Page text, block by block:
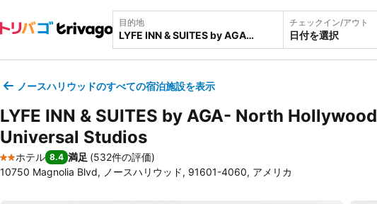
目的地 チェックイン/アウト
日付を選択
ノースハリウッドのすべての宿泊施設を表示
LYFE INN & SUITES by AGA- North Hollywood
Universal Studios
2 ホテルのランク
ホテル 8.4 満足 (532件の評価)
10750 Magnolia Blvd, ノースハリウッド, 91601-4060, アメリカ